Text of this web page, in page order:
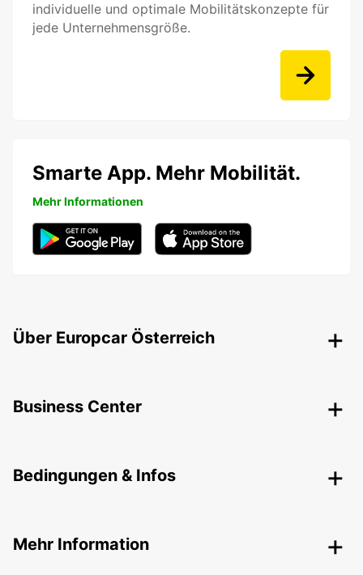
individuelle und optimale Mobilitätskonzepte für
jede Unternehmensgröße.
Smarte App. Mehr Mobilität.
Mehr Informationen
Über Europcar Österreich
Business Center
Bedingungen & Infos
Mehr Information